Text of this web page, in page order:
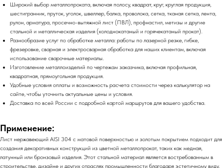
Широкий выбор металлопроката, включая полосу, квадрат, круг, круглая продукция,
шестигранник, пруток, уголок, швеллер, балка, проволока, сетка, тканая сетка, лента,
рулон, арматура, просечно-вытяжной лист (ПВЛ), профнастил, метизы и другие
стальной и металлическая изделия (холоднокатаный и горячекатаный прокат).
Разнообразие услуг по обработке металла: работы по лазерной резке, гибке,
фрезеровке, сварная и электросварная обработка для наших клиентам, включая
использование сварочные материалы.
Изготовление металлоизделий по чертежам заказчика, включая профильная,
квадратная, прямоугольная продукция.
Удобные условия оплаты и возможность расчета стоимости через калькулятор на
сайте, чтобы уточнить актуальные цены и условия.
Доставка по всей России с подробной картой маршрутов для вашего удобства.
Применение:
Лист нержавеющий AISI 304 с матовой поверхностью и золотым покрытием подходит для
создания декоративных конструкций из цветной металлопрокат, таких как медная,
латунный или бронзовый изделия. Этот стальной материал является востребованным в
строительстве, дизайне и других отраслях промышленности благодаря эстетичному виду,